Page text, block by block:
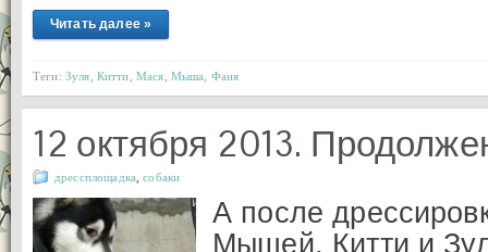
Читать далее »
Теги: Зуля Китти Мася Мыша Фаня
12 октября 2013.
дрессплощадка ,собаки
А после
Мышей, Китти и